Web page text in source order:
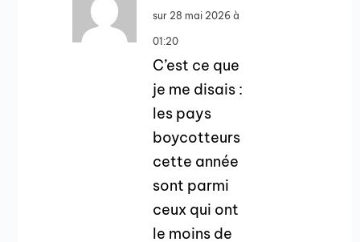
sur 28 mai 2026 à
01:20
C’est ce que
je me disais :
les pays
boycotteurs
cette année
sont parmi
ceux qui ont
le moins de